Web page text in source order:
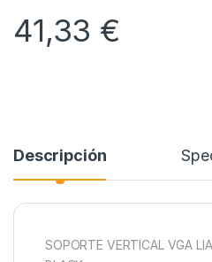
41,33 €
Descripción
SOPORTE VERTICAL VGA